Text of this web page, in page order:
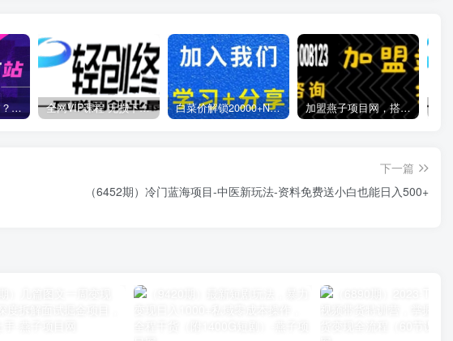
你还在到处找项目？还在当韭菜？我靠卖项目一个月收入5万+，曾经我也是个失败者。 全网VIP课程 无损下载~ 白菜价解锁20000+N个赚钱机会，加入燕子项目网会员，全站资源免费学习。 加盟燕子项目网，搭建同款项目资源站，实现日入2000+
下一篇
（6452期）冷门蓝海项目-中医新玩法-资料免费送小白也能日入500+